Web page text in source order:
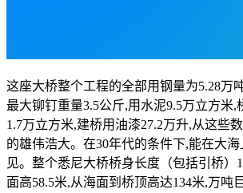
这座大桥整个工程的全部用钢量为5.28万
最大铆钉重量3.5公斤,用水泥9.5万立方米,
1.7万立方米,建桥用油漆27.2万升,从这些
的雄伟浩大。在30年代的条件下,能在大
见。整个悉尼大桥桥身长度（包括引桥）
面高58.5米,从海面到桥顶高达134米,万吨